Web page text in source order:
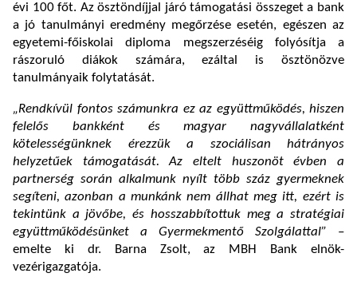
évi 100 főt. Az ösztöndíjjal járó támogatási összeget a bank
a jó tanulmányi eredmény megőrzése esetén, egészen az
egyetemi-főiskolai diploma megszerzéséig folyósítja a
rászoruló diákok számára, ezáltal is ösztönözve
tanulmányaik folytatását.
„Rendkívül fontos számunkra ez az együttműködés, hiszen
felelős bankként és magyar nagyvállalatként
kötelességünknek érezzük a szociálisan hátrányos
helyzetűek támogatását. Az eltelt huszonöt évben a
partnerség során alkalmunk nyílt több száz gyermeknek
segíteni, azonban a munkánk nem állhat meg itt, ezért is
tekintünk a jövőbe, és hosszabbítottuk meg a stratégiai
együttműködésünket a Gyermekmentő Szolgálattal” –
emelte ki dr. Barna Zsolt, az MBH Bank elnök-
vezérigazgatója.